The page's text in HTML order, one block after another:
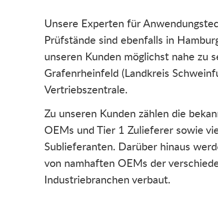
Unsere Experten für
Prüfstände sind ebenfalls in
unseren Kunden möglichst nahe zu
Grafenrheinfeld (Landkreis
Vertriebszentrale.
Zu unseren Kunden zählen die
OEMs und Tier 1 Zulieferer sowie
Sublieferanten. Darüber hinaus
von namhaften OEMs der
Industriebranchen verbaut.